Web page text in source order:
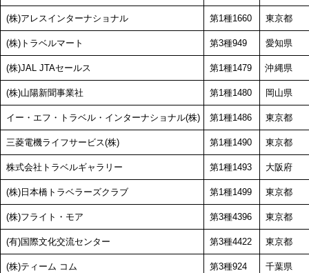
(株)アレスインターナショナル 第1種1660 東京都
(株)トラベルマート 第3種949 愛知県
(株)JAL JTAセールス 第1種1479 沖縄県
(株)山陽新聞事業社 第1種1480 岡山県
イー・エフ・トラベル・インターナショナル(株) 第1種1486 東京都
三菱電機ライフサービス(株) 第1種1490 東京都
株式会社トラベルギャラリー 第1種1493 大阪府
(株)日本橋トラベラーズクラブ 第1種1499 東京都
(株)フライト・モア 第3種4396 東京都
(有)国際文化交流センター 第3種4422 東京都
(株)ティーム コム 第3種924 千葉県